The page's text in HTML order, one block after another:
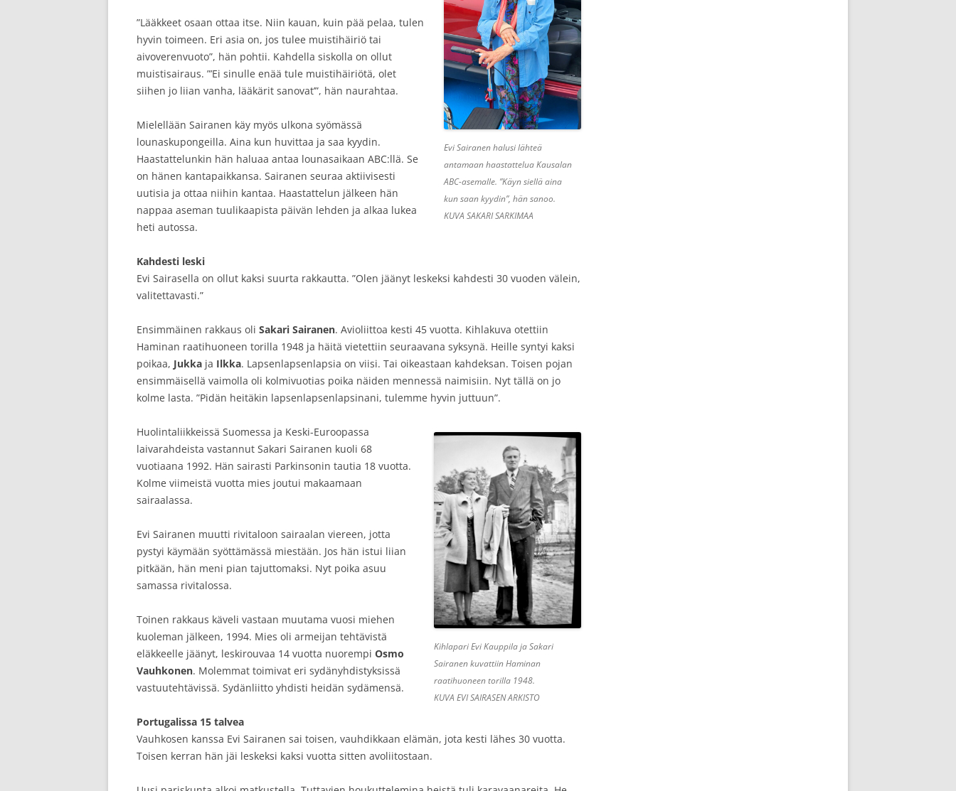
Evi Sairanen halusi lähteä
antamaan haastattelua Kausalan
ABC-asemalle. ”Käyn siellä aina
kun saan kyydin”, hän sanoo.
KUVA SAKARI SARKIMAA
”Lääkkeet osaan ottaa itse. Niin kauan, kuin pää pelaa, tulen
hyvin toimeen. Eri asia on, jos tulee muistihäiriö tai
aivoverenvuoto”, hän pohtii. Kahdella siskolla on ollut
muistisairaus. ”’Ei sinulle enää tule muistihäiriötä, olet
siihen jo liian vanha, lääkärit sanovat’”, hän naurahtaa.
Mielellään Sairanen käy myös ulkona syömässä
lounaskupongeilla. Aina kun huvittaa ja saa kyydin.
Haastattelunkin hän haluaa antaa lounasaikaan ABC:llä. Se
on hänen kantapaikkansa. Sairanen seuraa aktiivisesti
uutisia ja ottaa niihin kantaa. Haastattelun jälkeen hän
nappaa aseman tuulikaapista päivän lehden ja alkaa lukea
heti autossa.
Kahdesti leski
Evi Sairasella on ollut kaksi suurta rakkautta. ”Olen jäänyt leskeksi kahdesti 30 vuoden välein,
valitettavasti.”
Ensimmäinen rakkaus oli Sakari Sairanen. Avioliittoa kesti 45 vuotta. Kihlakuva otettiin
Haminan raatihuoneen torilla 1948 ja häitä vietettiin seuraavana syksynä. Heille syntyi kaksi
poikaa, Jukka ja Ilkka. Lapsenlapsenlapsia on viisi. Tai oikeastaan kahdeksan. Toisen pojan
ensimmäisellä vaimolla oli kolmivuotias poika näiden mennessä naimisiin. Nyt tällä on jo
kolme lasta. ”Pidän heitäkin lapsenlapsenlapsinani, tulemme hyvin juttuun”.
Kihlapari Evi Kauppila ja Sakari
Sairanen kuvattiin Haminan
raatihuoneen torilla 1948.
KUVA EVI SAIRASEN ARKISTO
Huolintaliikkeissä Suomessa ja Keski-Euroopassa
laivarahdeista vastannut Sakari Sairanen kuoli 68
vuotiaana 1992. Hän sairasti Parkinsonin tautia 18 vuotta.
Kolme viimeistä vuotta mies joutui makaamaan
sairaalassa.
Evi Sairanen muutti rivitaloon sairaalan viereen, jotta
pystyi käymään syöttämässä miestään. Jos hän istui liian
pitkään, hän meni pian tajuttomaksi. Nyt poika asuu
samassa rivitalossa.
Toinen rakkaus käveli vastaan muutama vuosi miehen
kuoleman jälkeen, 1994. Mies oli armeijan tehtävistä
eläkkeelle jäänyt, leskirouvaa 14 vuotta nuorempi Osmo
Vauhkonen. Molemmat toimivat eri sydänyhdistyksissä
vastuutehtävissä. Sydänliitto yhdisti heidän sydämensä.
Portugalissa 15 talvea
Vauhkosen kanssa Evi Sairanen sai toisen, vauhdikkaan elämän, jota kesti lähes 30 vuotta.
Toisen kerran hän jäi leskeksi kaksi vuotta sitten avoliitostaan.